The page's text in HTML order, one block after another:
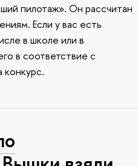
пилотаж». Он рассчитан
Если у вас есть
в школе или в
в соответствие с
конкурс.